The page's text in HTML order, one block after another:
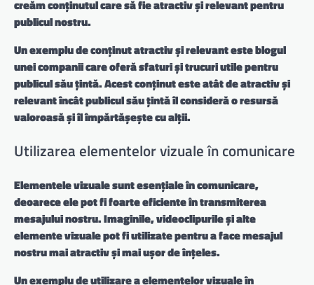
creăm conținutul care să fie atractiv și relevant pentru
publicul nostru.
Un exemplu de conținut atractiv și relevant este blogul
unei companii care oferă sfaturi și trucuri utile pentru
publicul său țintă. Acest conținut este atât de atractiv și
relevant încât publicul său țintă îl consideră o resursă
valoroasă și îl împărtășește cu alții.
Utilizarea elementelor vizuale în comunicare
Elementele vizuale sunt esențiale în comunicare,
deoarece ele pot fi foarte eficiente în transmiterea
mesajului nostru. Imaginile, videoclipurile și alte
elemente vizuale pot fi utilizate pentru a face mesajul
nostru mai atractiv și mai ușor de înțeles.
Un exemplu de utilizare a elementelor vizuale în